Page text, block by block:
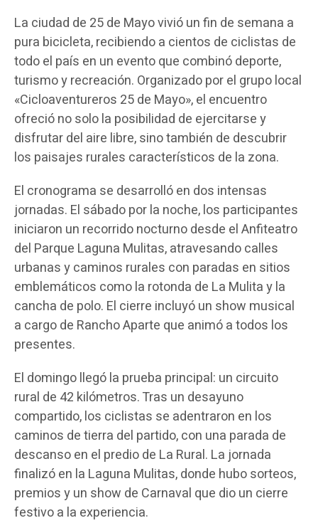
La ciudad de 25 de Mayo vivió un fin de semana a
pura bicicleta, recibiendo a cientos de ciclistas de
todo el país en un evento que combinó deporte,
turismo y recreación. Organizado por el grupo local
«Cicloaventureros 25 de Mayo», el encuentro
ofreció no solo la posibilidad de ejercitarse y
disfrutar del aire libre, sino también de descubrir
los paisajes rurales característicos de la zona.
El cronograma se desarrolló en dos intensas
jornadas. El sábado por la noche, los participantes
iniciaron un recorrido nocturno desde el Anfiteatro
del Parque Laguna Mulitas, atravesando calles
urbanas y caminos rurales con paradas en sitios
emblemáticos como la rotonda de La Mulita y la
cancha de polo. El cierre incluyó un show musical
a cargo de Rancho Aparte que animó a todos los
presentes.
El domingo llegó la prueba principal: un circuito
rural de 42 kilómetros. Tras un desayuno
compartido, los ciclistas se adentraron en los
caminos de tierra del partido, con una parada de
descanso en el predio de La Rural. La jornada
finalizó en la Laguna Mulitas, donde hubo sorteos,
premios y un show de Carnaval que dio un cierre
festivo a la experiencia.